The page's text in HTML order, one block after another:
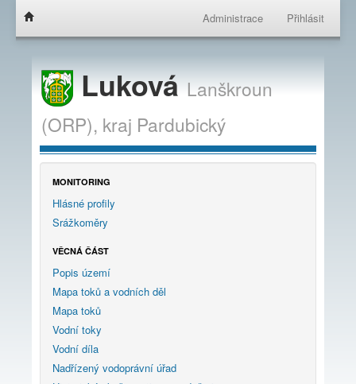
Administrace Přihlásit
LukováLanškroun
(ORP), kraj Pardubický
MONITORING
Hlásné profily
Srážkoměry
VĚCNÁ ČÁST
Popis území
Mapa toků a vodních děl
Mapa toků
Vodní toky
Vodní díla
Nadřízený vodoprávní úřad